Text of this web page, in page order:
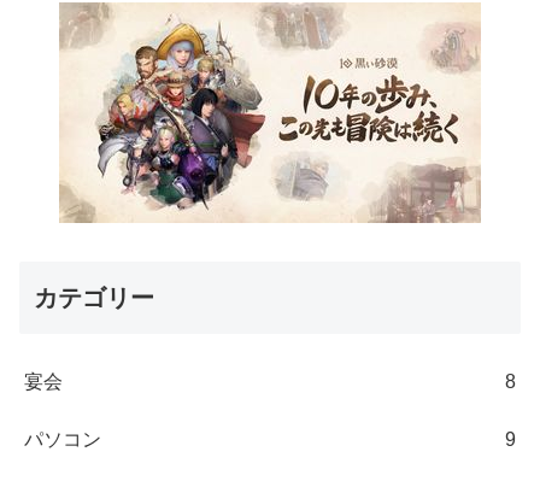
カテゴリー
宴会 8
パソコン 9